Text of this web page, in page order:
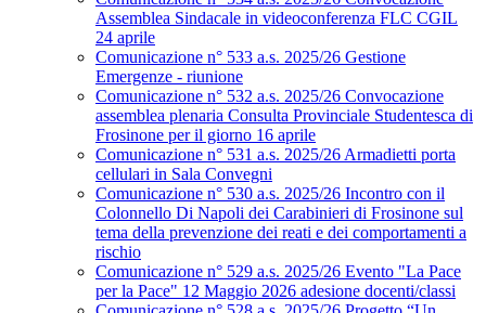
Assemblea Sindacale in videoconferenza FLC CGIL
24 aprile
Comunicazione n° 533 a.s. 2025/26 Gestione
Emergenze - riunione
Comunicazione n° 532 a.s. 2025/26 Convocazione
assemblea plenaria Consulta Provinciale Studentesca di
Frosinone per il giorno 16 aprile
Comunicazione n° 531 a.s. 2025/26 Armadietti porta
cellulari in Sala Convegni
Comunicazione n° 530 a.s. 2025/26 Incontro con il
Colonnello Di Napoli dei Carabinieri di Frosinone sul
tema della prevenzione dei reati e dei comportamenti a
rischio
Comunicazione n° 529 a.s. 2025/26 Evento "La Pace
per la Pace" 12 Maggio 2026 adesione docenti/classi